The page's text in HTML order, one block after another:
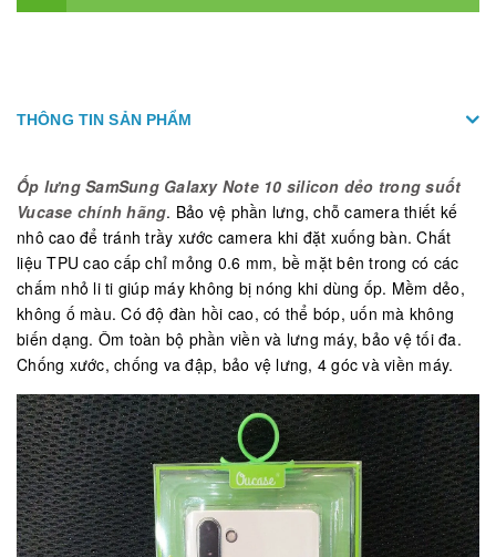
THÔNG TIN SẢN PHẨM
Ốp lưng SamSung Galaxy Note 10 silicon dẻo trong suốt
Vucase chính hãng. Bảo vệ phần lưng, chỗ camera thiết kế
nhô cao để tránh trầy xước camera khi đặt xuống bàn. Chất
liệu TPU cao cấp chỉ mỏng 0.6 mm, bề mặt bên trong có các
chấm nhỏ li ti giúp máy không bị nóng khi dùng ốp. Mềm dẻo,
không ố màu. Có độ đàn hồi cao, có thể bóp, uốn mà không
biến dạng. Ôm toàn bộ phần viền và lưng máy, bảo vệ tối đa.
Chống xước, chống va đập, bảo vệ lưng, 4 góc và viền máy.